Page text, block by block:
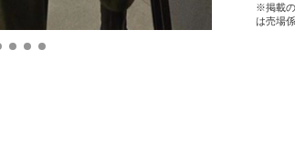
※掲載の
は売場